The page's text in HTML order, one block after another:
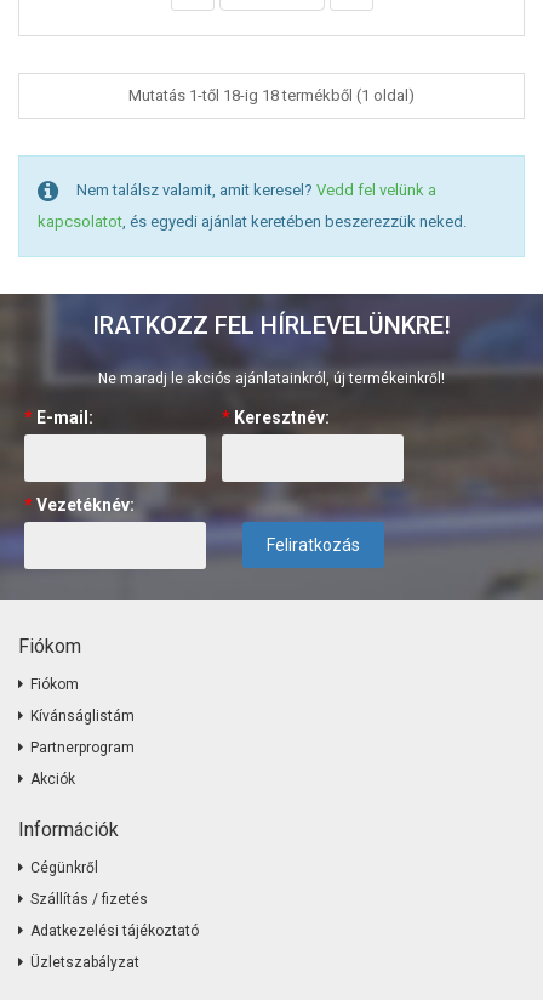
Mutatás 1-től 18-ig 18 termékből (1 oldal)
Nem találsz valamit, amit keresel? Vedd fel velünk a
kapcsolatot, és egyedi ajánlat keretében beszerezzük neked.
IRATKOZZ FEL HÍRLEVELÜNKRE!
Ne maradj le akciós ajánlatainkról, új termékeinkről!
* E-mail: * Keresztnév:
*Vezetéknév:
Feliratkozás
Fiókom
Fiókom
Kívánságlistám
Partnerprogram
Akciók
Információk
Cégünkről
Szállítás / fizetés
Adatkezelési tájékoztató
Üzletszabályzat